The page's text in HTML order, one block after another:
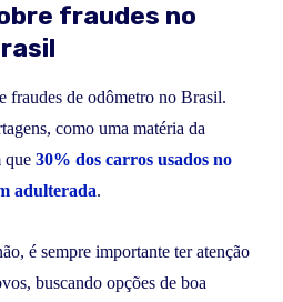
fraudes no
fraudes de odômetro no Brasil.
como uma matéria da
que 30% dos carros usados no
adulterada.
é sempre importante ter atenção
buscando opções de boa